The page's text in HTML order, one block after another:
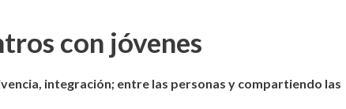
con jóvenes
integración; entre las personas y compartiendo las